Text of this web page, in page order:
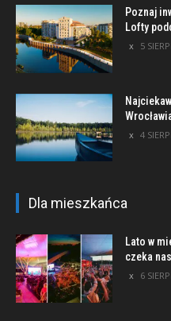
Poznaj
Lofty
5
4
Dla mieszkańca
Lato w
czeka
6